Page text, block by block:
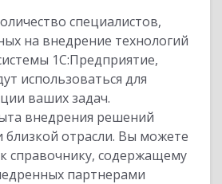
специалистов,
на внедрение технологий
1С:Предприятие,
использоваться для
ваших задач.
внедрения решений
близкой отрасли. Вы можете
справочнику, содержащему
партнерами